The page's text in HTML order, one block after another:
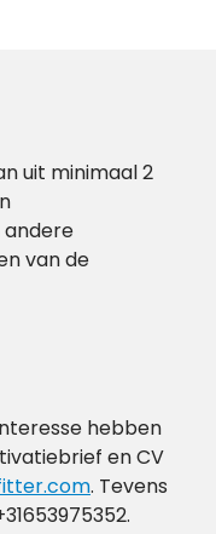
uit minimaal 2
andere
van de
hebben
en CV
. Tevens